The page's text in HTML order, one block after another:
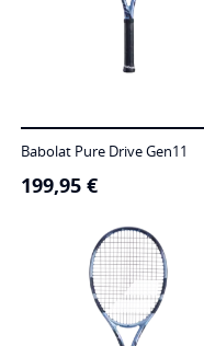
Babolat Pure Drive Gen11
199,95 €